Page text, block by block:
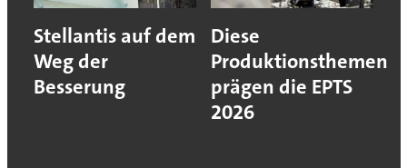
Stellantis auf dem
Weg der
Besserung
Diese
Produktionsthemen
prägen die EPTS
2026